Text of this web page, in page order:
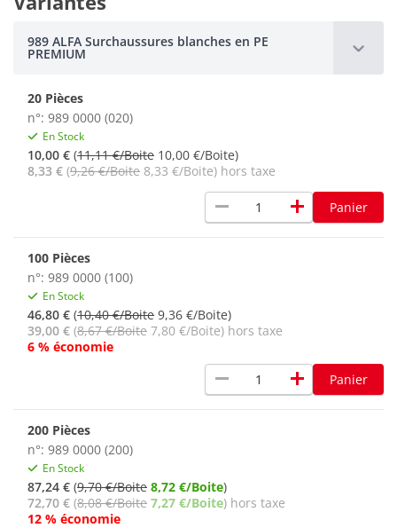
989 ALFA Surchaussures blanches en PE
PREMIUM
20 Pièces
n°: 989 0000 (020)
En Stock
10,00 € (11,11 €/Boite 10,00 €/Boite)
8,33 € (9,26 €/Boite 8,33 €/Boite) hors taxe
remove add Panier
100 Pièces
n°: 989 0000 (100)
En Stock
46,80 € (10,40 €/Boite 9,36 €/Boite)
39,00 € (8,67 €/Boite 7,80 €/Boite) hors taxe
6 % économie
remove add Panier
200 Pièces
n°: 989 0000 (200)
En Stock
87,24 € (9,70 €/Boite 8,72 €/Boite)
72,70 € (8,08 €/Boite 7,27 €/Boite) hors taxe
12 % économie